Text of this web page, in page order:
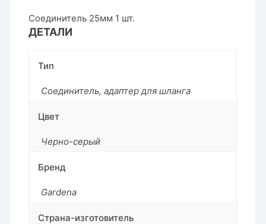
Соединитель 25мм 1 шт.
ДЕТАЛИ
Тип
Соединитель, адаптер для шланга
Цвет
Черно-серый
Бренд
Gardena
Страна-изготовитель